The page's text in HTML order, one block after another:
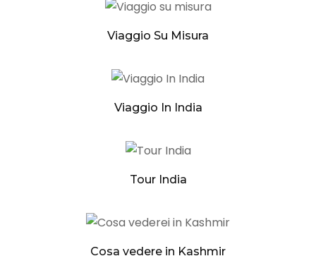
Viaggio Su Misura
Viaggio In India
Tour India
Cosa vedere in Kashmir